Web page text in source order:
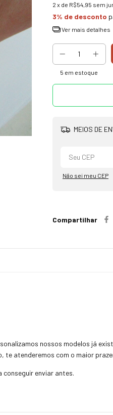
2 x de R$54,95 sem
3% de desconto
Ver mais detalhes
5 em estoque
MEIOS DE
Não sei meu CEP
Compartilhar
nossos modelos já
te atenderemos com o maior
enviar antes.